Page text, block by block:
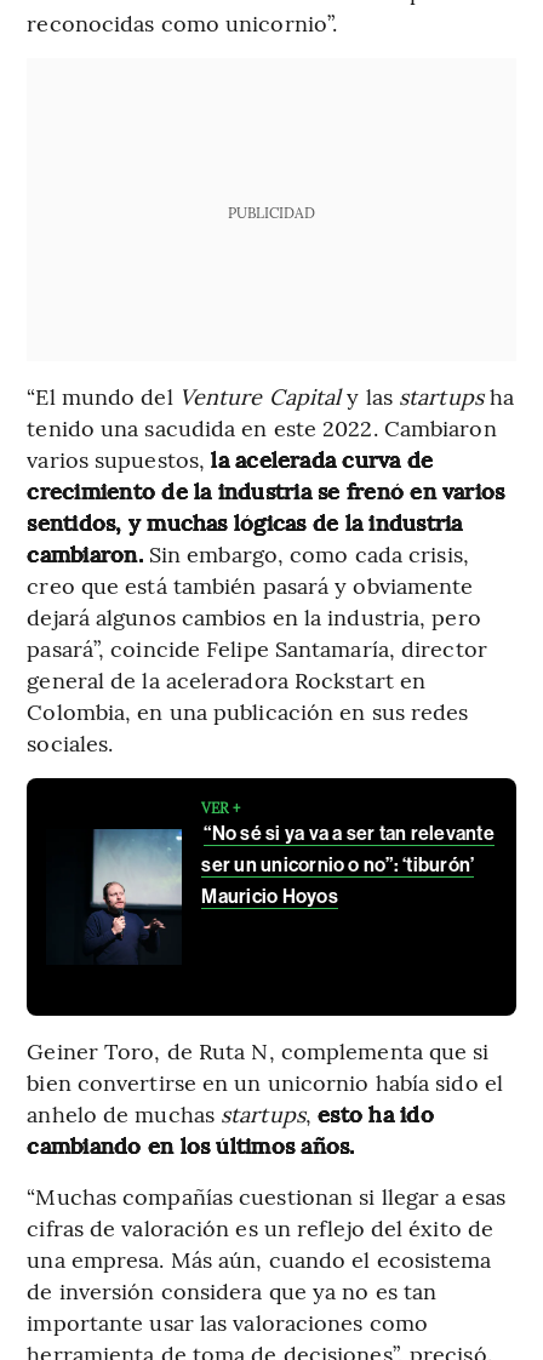
reconocidas como unicornio”.
PUBLICIDAD
“El mundo del Venture Capitaly las startupsha
tenido una sacudida en este 2022. Cambiaron
varios supuestos, la acelerada curva de
crecimiento de la industria se frenó en varios
sentidos, y muchas lógicas de la industria
cambiaron.Sin embargo, como cada crisis,
creo que está también pasará y obviamente
dejará algunos cambios en la industria, pero
pasará”, coincide Felipe Santamaría, director
general de la aceleradora Rockstart en
Colombia, en una publicación en sus redes
sociales.
VER +
“No sé si ya va a ser tan relevante
ser un unicornio o no”: ‘tiburón’
Mauricio Hoyos
Geiner Toro, de Ruta N, complementa que si
bien convertirse en un unicornio había sido el
anhelo de muchas startups,esto ha ido
cambiando en los últimos años.
“Muchas compañías cuestionan si llegar a esas
cifras de valoración es un reflejo del éxito de
una empresa. Más aún, cuando el ecosistema
de inversión considera que ya no es tan
importante usar las valoraciones como
herramienta de toma de decisiones”, precisó.